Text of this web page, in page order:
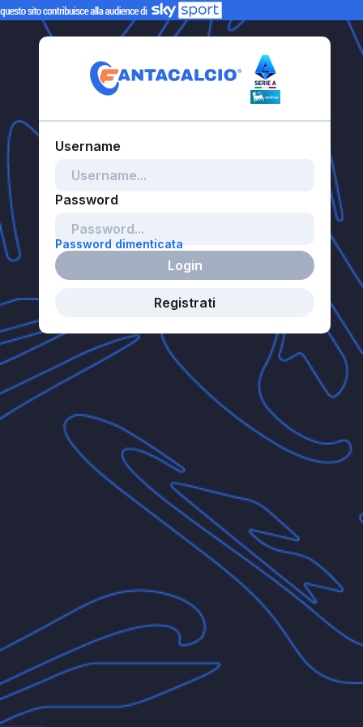
Password dimenticata
Login
Registrati